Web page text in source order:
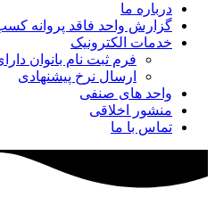
درباره ما
گزارش واحد فاقد پروانه
خدمات الکترونیک
فرم ثبت نام بانوان
ارسال نرخ پیشنهادی
واحد های صنفی
منشور اخلاقی
تماس با ما